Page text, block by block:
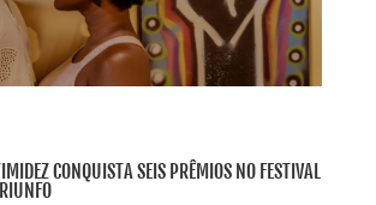
CONQUISTA SEIS PRÊMIOS NO FESTIVAL